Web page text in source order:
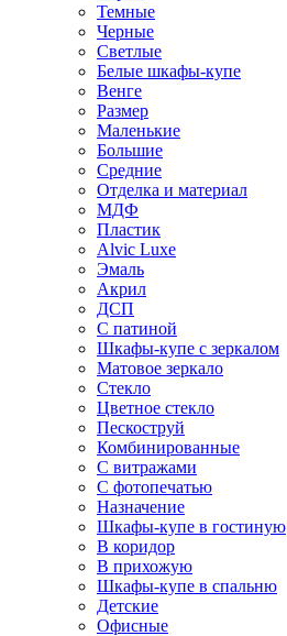
Темные
Черные
Светлые
Белые шкафы-купе
Венге
Размер
Маленькие
Большие
Средние
Отделка и материал
МДФ
Пластик
Alvic Luxe
Эмаль
Акрил
ДСП
С патиной
Шкафы-купе с зеркалом
Матовое зеркало
Стекло
Цветное стекло
Пескоструй
Комбинированные
С витражами
С фотопечатью
Назначение
Шкафы-купе в гостиную
В коридор
В прихожую
Шкафы-купе в спальню
Детские
Офисные